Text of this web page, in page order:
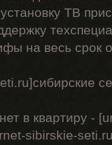
ТВ
на весь срок
в квартиру -
sibirskie-